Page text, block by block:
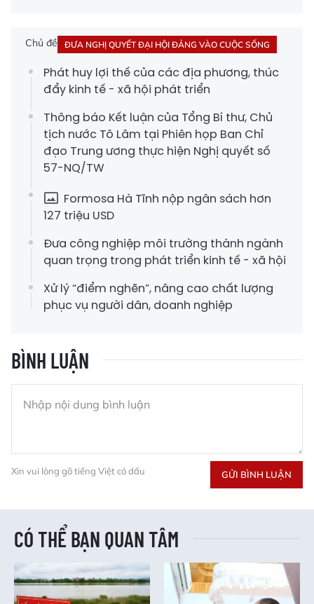
Chủ đề ĐƯA NGHỊ QUYẾT ĐẠI HỘI ĐẢNG VÀO CUỘC SỐNG
Phát huy lợi thế của các địa phương, thúc
đẩy kinh tế - xã hội phát triển
Thông báo Kết luận của Tổng Bí thư, Chủ
tịch nước Tô Lâm tại Phiên họp Ban Chỉ
đạo Trung ương thực hiện Nghị quyết số
57-NQ/TW
Formosa Hà Tĩnh nộp ngân sách hơn
127 triệu USD
Đưa công nghiệp môi trường thành ngành
quan trọng trong phát triển kinh tế - xã hội
Xử lý “điểm nghẽn”, nâng cao chất lượng
phục vụ người dân, doanh nghiệp
BÌNH LUẬN
Xin vui lòng gõ tiếng Việt có dấu GỬI BÌNH LUẬN
CÓ THỂ BẠN QUAN TÂM